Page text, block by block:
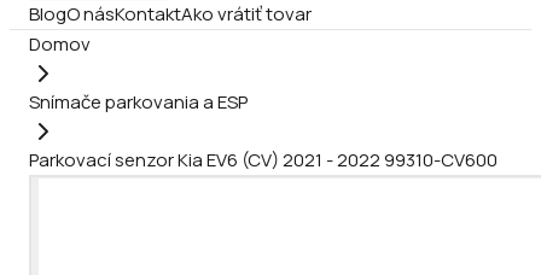
BlogO násKontaktAko vrátiť tovar
Domov
Snímače parkovania a ESP
Parkovací senzor Kia EV6 (CV) 2021 - 2022 99310-CV600